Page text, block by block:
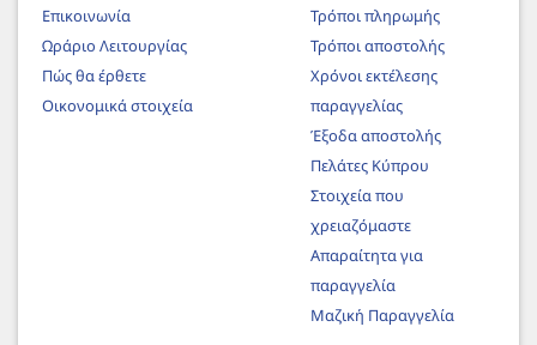
Επικοινωνία
Ωράριο Λειτουργίας
Πώς θα έρθετε
Οικονομικά στοιχεία
Τρόποι πληρωμής
Τρόποι αποστολής
Χρόνοι εκτέλεσης
παραγγελίας
Έξοδα αποστολής
Πελάτες Κύπρου
Στοιχεία που
χρειαζόμαστε
Απαραίτητα για
παραγγελία
Μαζική Παραγγελία